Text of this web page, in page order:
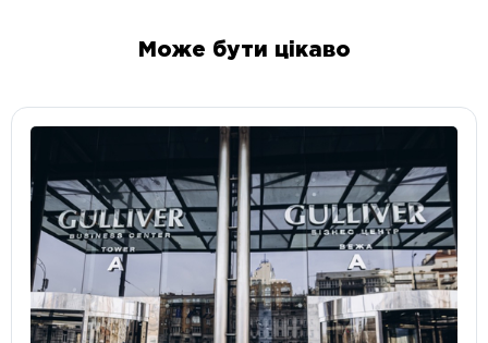
Може бути цікаво